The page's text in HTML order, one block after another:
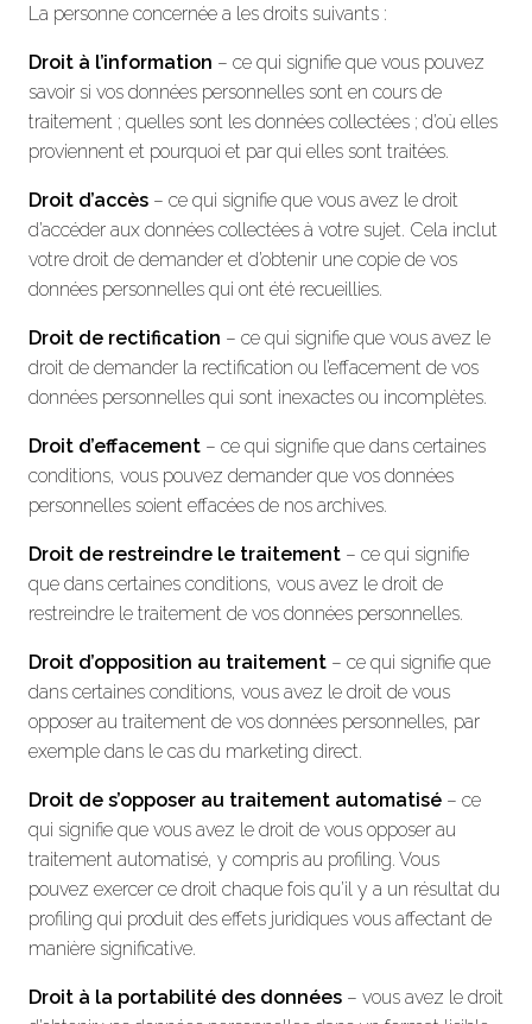
La personne concernée a les droits suivants :
Droit à l’information – ce qui signifie que vous pouvez
savoir si vos données personnelles sont en cours de
traitement ; quelles sont les données collectées ; d’où elles
proviennent et pourquoi et par qui elles sont traitées.
Droit d’accès – ce qui signifie que vous avez le droit
d’accéder aux données collectées à votre sujet. Cela inclut
votre droit de demander et d’obtenir une copie de vos
données personnelles qui ont été recueillies.
Droit de rectification – ce qui signifie que vous avez le
droit de demander la rectification ou l’effacement de vos
données personnelles qui sont inexactes ou incomplètes.
Droit d’effacement – ce qui signifie que dans certaines
conditions, vous pouvez demander que vos données
personnelles soient effacées de nos archives.
Droit de restreindre le traitement – ce qui signifie
que dans certaines conditions, vous avez le droit de
restreindre le traitement de vos données personnelles.
Droit d’opposition au traitement – ce qui signifie que
dans certaines conditions, vous avez le droit de vous
opposer au traitement de vos données personnelles, par
exemple dans le cas du marketing direct.
Droit de s’opposer au traitement automatisé – ce
qui signifie que vous avez le droit de vous opposer au
traitement automatisé, y compris au profiling. Vous
pouvez exercer ce droit chaque fois qu’il y a un résultat du
profiling qui produit des effets juridiques vous affectant de
manière significative.
Droit à la portabilité des données – vous avez le droit